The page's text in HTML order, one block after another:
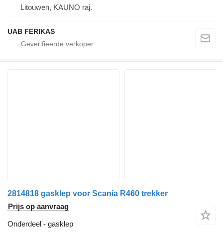
Litouwen, KAUNO raj.
UAB FERIKAS
2814818 gasklep voor Scania R460 trekker
Prijs op aanvraag
Onderdeel - gasklep